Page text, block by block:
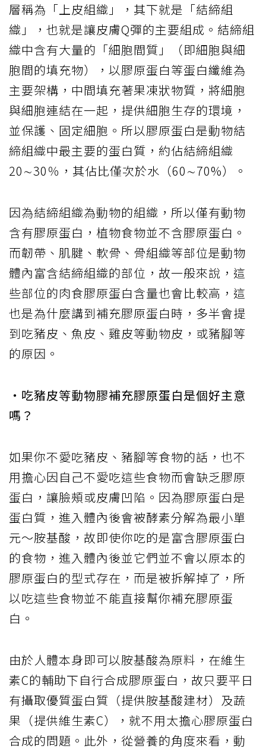
層稱為「上皮組織」，其下就是「結締組
織」，也就是讓皮膚Q彈的主要組成。結締組
織中含有大量的「細胞間質」（即細胞與細
胞間的填充物），以膠原蛋白等蛋白纖維為
主要架構，中間填充著果凍狀物質，將細胞
與細胞連結在一起，提供細胞生存的環境，
並保護、固定細胞。所以膠原蛋白是動物結
締組織中最主要的蛋白質，約佔結締組織
20∼30％，其佔比僅次於水（60∼70%）。
因為結締組織為動物的組織，所以僅有動物
含有膠原蛋白，植物食物並不含膠原蛋白。
而韌帶、肌腱、軟骨、骨組織等部位是動物
體內富含結締組織的部位，故一般來說，這
些部位的肉食膠原蛋白含量也會比較高，這
也是為什麼講到補充膠原蛋白時，多半會提
到吃豬皮、魚皮、雞皮等動物皮，或豬腳等
的原因。
・吃豬皮等動物膠補充膠原蛋白是個好主意
嗎？
如果你不愛吃豬皮、豬腳等食物的話，也不
用擔心因自己不愛吃這些食物而會缺乏膠原
蛋白，讓臉頰或皮膚凹陷。因為膠原蛋白是
蛋白質，進入體內後會被酵素分解為最小單
元～胺基酸，故即使你吃的是富含膠原蛋白
的食物，進入體內後並它們並不會以原本的
膠原蛋白的型式存在，而是被拆解掉了，所
以吃這些食物並不能直接幫你補充膠原蛋
白。
由於人體本身即可以胺基酸為原料，在維生
素C的輔助下自行合成膠原蛋白，故只要平日
有攝取優質蛋白質（提供胺基酸建材）及蔬
果（提供維生素C），就不用太擔心膠原蛋白
合成的問題。此外，從營養的角度來看，動